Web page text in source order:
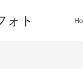
ォト